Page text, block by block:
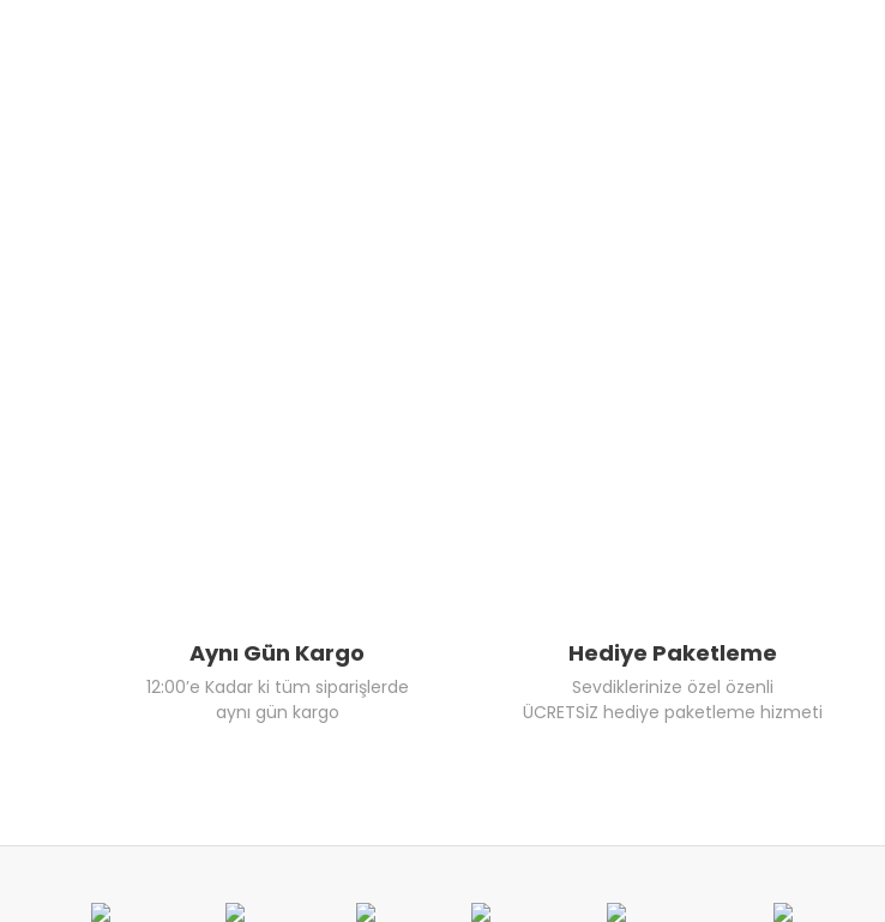
Aynı Gün Kargo
12:00’e Kadar ki tüm siparişlerde
aynı gün kargo
Hediye Paketleme
Sevdiklerinize özel özenli
ÜCRETSİZ hediye paketleme hizmeti